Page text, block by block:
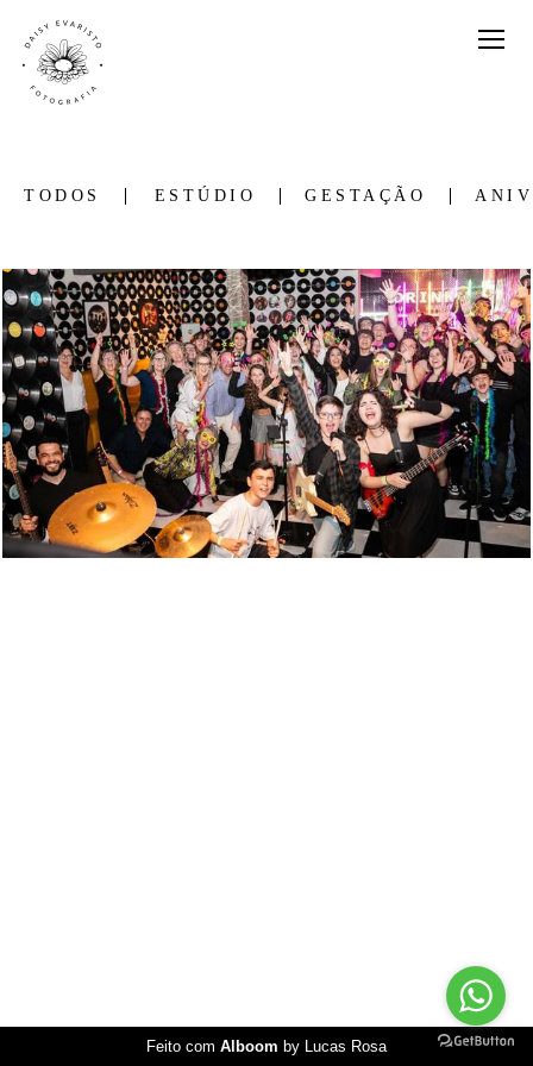
TODOS ESTÚDIO GESTAÇÃO
Feito com Alboom by Lucas Rosa